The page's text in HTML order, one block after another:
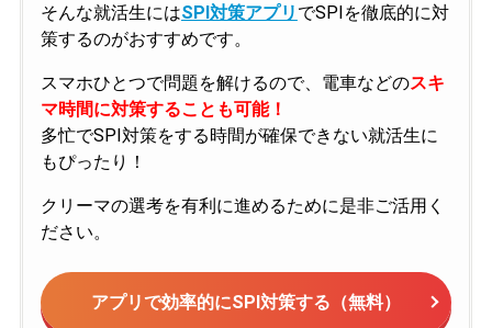
そんな就活生にはSPI対策アプリ でSPIを徹底的に対
策するのがおすすめです。
スマホひとつで問題を解けるので、電車などのスキ
マ時間に対策することも可能！
多忙でSPI対策をする時間が確保できない就活生に
もぴったり！
クリーマの選考を有利に進めるために是非ご活用く
ださい。
アプリで効率的にSPI対策する（無料）